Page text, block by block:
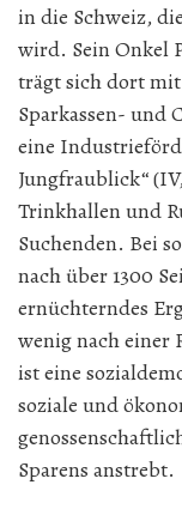
in die Schweiz,
wird. Sein Onkel
trägt sich dort mit
Sparkassen- und
eine
Jungfraublick“
Trinkhallen und
Suchenden. Bei
nach über 1300
ernüchterndes
wenig nach einer
ist eine
soziale und
Sparens anstrebt.